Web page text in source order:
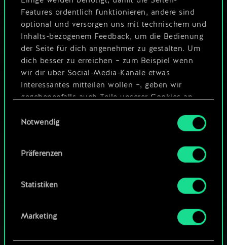
Features ordentlich funktionieren, andere sind
optional und versorgen uns mit technischem und
Inhalts-bezogenem Feedback, um die Bedienung
der Seite für dich angenehmer zu gestalten. Um
dich besser zu erreichen – zum Beispiel wenn
wir dir über Social-Media-Kanäle etwas
Interessantes mitteilen wollen –, geben wir
gegebenenfalls auch Teile unserer Cookies an
Cookies erfordert allerdings deine Zustimmung.
Alle Details zu unserer Nutzung von Cookies
findest du unten im Menü „Einstellungen“, wo
um das Thema Cookies ändern kannst.
Notwendig
Präferenzen
Statistiken
Marketing
4 Zwergen-Berserker
4 4 Chamäleon x2
3 4 Abgerichteter Falke